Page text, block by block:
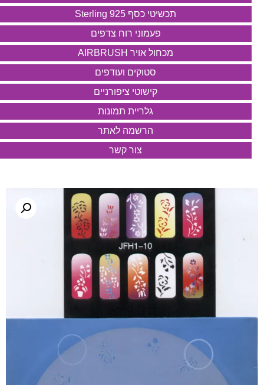
תכשיטי כסף 925 Sterling
פעמוני רוח צדפים
מכחול אויר AIRBRUSH
סטוקים ועודפים
קישוטי ציפורניים
גלריית תמונות
הרשמה לאתר
צור קשר